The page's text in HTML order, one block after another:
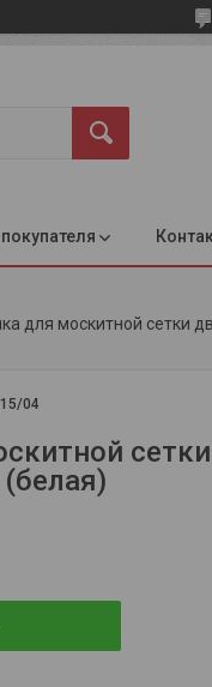
для москитной сетки
04